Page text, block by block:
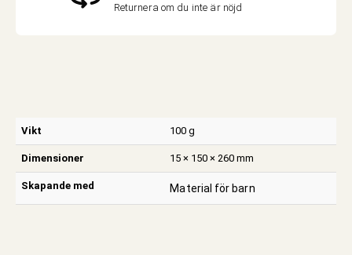
Returnera om du inte är nöjd
Vikt 100 g
Dimensioner 15 × 150 × 260 mm
Skapande med Material för barn